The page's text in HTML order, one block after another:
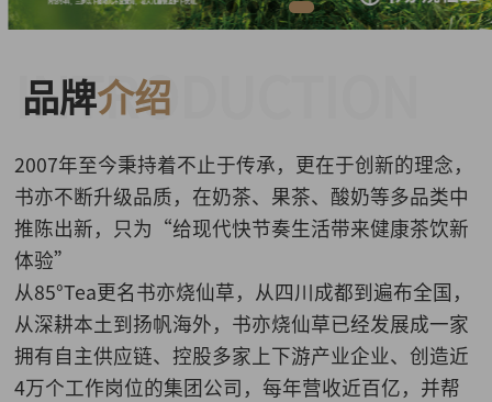
INTRODUCTION
品牌介绍
2007年至今秉持着不止于传承，更在于创新的理念，
书亦不断升级品质，在奶茶、果茶、酸奶等多品类中
推陈出新，只为“给现代快节奏生活带来健康茶饮新
体验”
从85°Tea更名书亦烧仙草，从四川成都到遍布全国，
从深耕本土到扬帆海外，书亦烧仙草已经发展成一家
拥有自主供应链、控股多家上下游产业企业、创造近
4万个工作岗位的集团公司，每年营收近百亿，并帮